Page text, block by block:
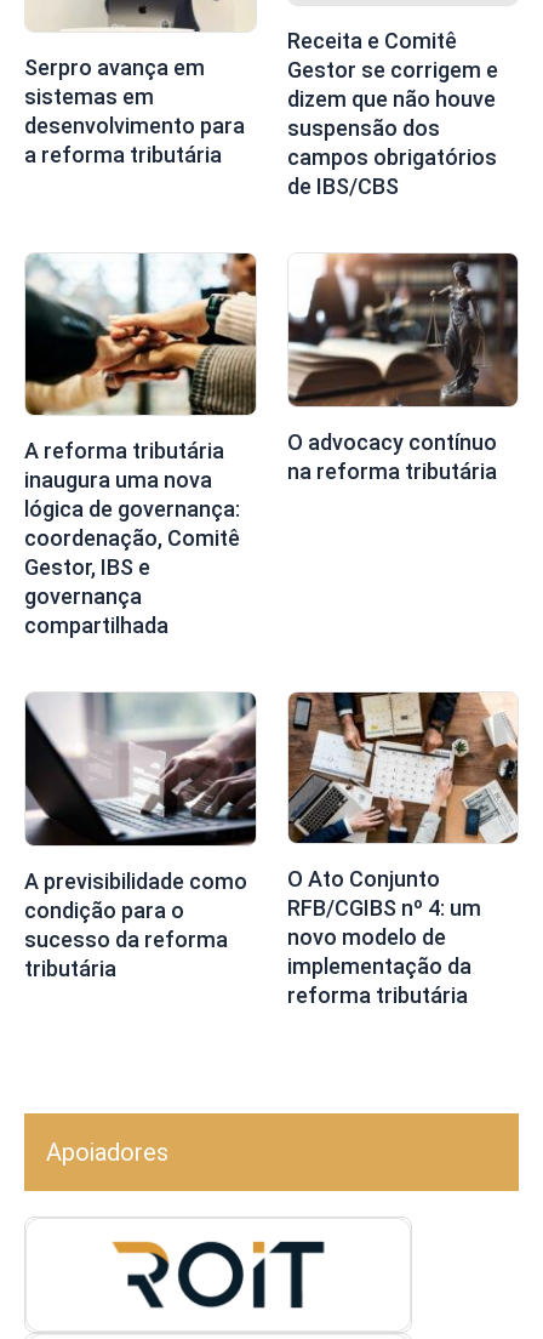
Serpro avança em
sistemas em
desenvolvimento para
a reforma tributária
Receita e Comitê
Gestor se corrigem e
dizem que não houve
suspensão dos
campos obrigatórios
de IBS/CBS
A reforma tributária
inaugura uma nova
lógica de governança:
coordenação, Comitê
Gestor, IBS e
governança
compartilhada
O advocacy contínuo
na reforma tributária
A previsibilidade como
condição para o
sucesso da reforma
tributária
O Ato Conjunto
RFB/CGIBS nº 4: um
novo modelo de
implementação da
reforma tributária
Apoiadores